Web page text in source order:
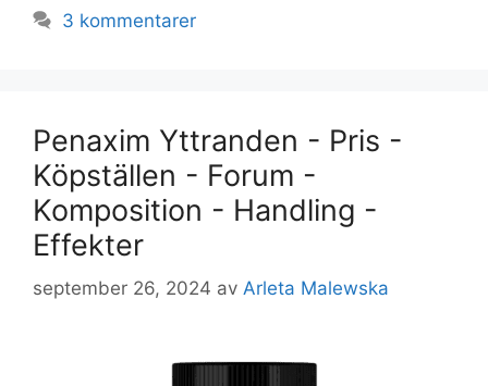
3 kommentarer
Penaxim Yttranden - Pris -
Köpställen - Forum -
Komposition - Handling -
Effekter
september 26, 2024 av Arleta Malewska